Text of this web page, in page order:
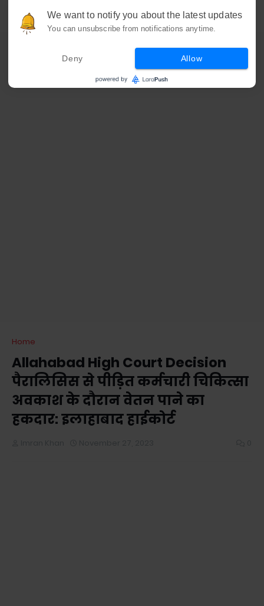
Home
Allahabad High Court Decision
पैरालिसिस से पीड़ित कर्मचारी चिकित्सा
अवकाश के दौरान वेतन पाने का
हकदार: इलाहाबाद हाईकोर्ट
We want to notify you about the latest updates
You can unsubscribe from notifications anytime.
Deny Allow